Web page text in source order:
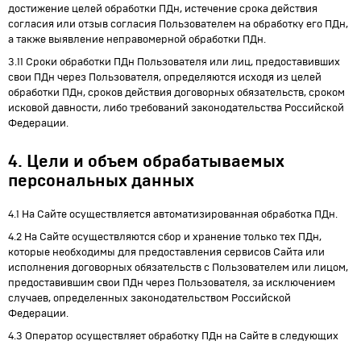
достижение целей обработки ПДн, истечение срока действия
согласия или отзыв согласия Пользователем на обработку его ПДн,
а также выявление неправомерной обработки ПДн.
3.11 Сроки обработки ПДн Пользователя или лиц, предоставивших
свои ПДн через Пользователя, определяются исходя из целей
обработки ПДн, сроков действия договорных обязательств, сроком
исковой давности, либо требований законодательства Российской
Федерации.
4. Цели и объем обрабатываемых
персональных данных
4.1 На Сайте осуществляется автоматизированная обработка ПДн.
4.2 На Сайте осуществляются сбор и хранение только тех ПДн,
которые необходимы для предоставления сервисов Сайта или
исполнения договорных обязательств с Пользователем или лицом,
предоставившим свои ПДн через Пользователя, за исключением
случаев, определенных законодательством Российской
Федерации.
4.3 Оператор осуществляет обработку ПДн на Сайте в следующих